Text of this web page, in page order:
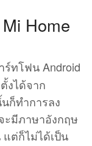
Home
ร์ทโฟน Android
งได้จาก
ก็ทำการลง
ะมีภาษาอังกฤษ
ต่ก็ไม่ได้เป็น